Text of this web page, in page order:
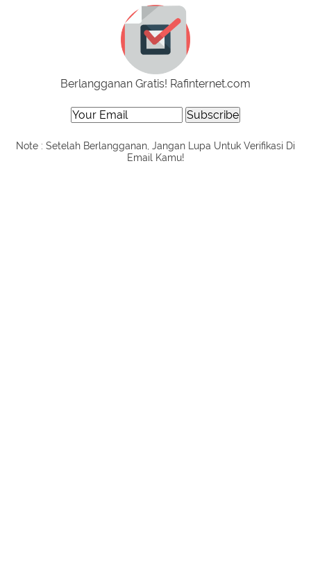
Berlangganan Gratis! Rafinternet.com
Note : Setelah Berlangganan, Jangan Lupa Untuk Verifikasi Di
Email Kamu!